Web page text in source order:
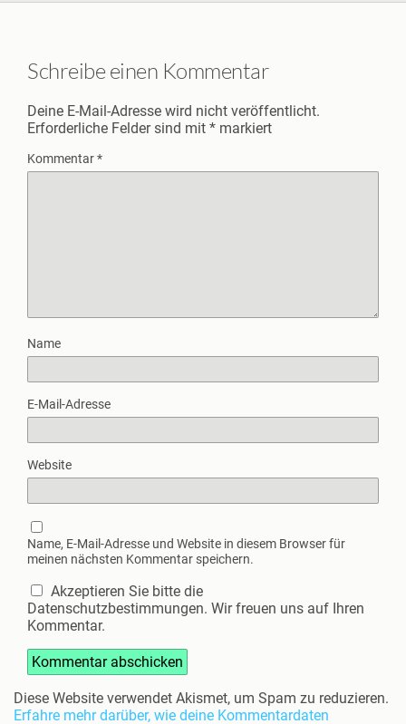
Schreibe einen Kommentar
Deine E-Mail-Adresse wird nicht veröffentlicht.
Erforderliche Felder sind mit * markiert
Kommentar*
Name
E-Mail-Adresse
Website
Name, E-Mail-Adresse und Website in diesem Browser für
meinen nächsten Kommentar speichern.
Akzeptieren Sie bitte die
Datenschutzbestimmungen. Wir freuen uns auf Ihren
Kommentar.
Diese Website verwendet Akismet, um Spam zu reduzieren.
Erfahre mehr darüber, wie deine Kommentardaten